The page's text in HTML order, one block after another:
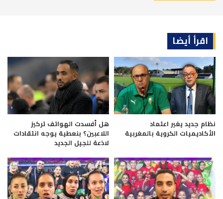
اقرأ أيضا
نظام جديد يغير اعتماد
الأكاديميات الكروية بالمغربية
هل أفسدت الهواتف تركيز
اللاعبين؟ بنعطية يوجه انتقادات
لاذعة للجيل الجديد